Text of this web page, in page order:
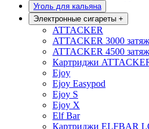
Уголь для кальяна
Электронные сигареты +
ATTACKER
ATTACKER 3000
ATTACKER 4500
Картриджи
Ejoy
Ejoy Easypod
Ejoy S
Ejoy X
Elf Bar
Картриджи ELFBAR